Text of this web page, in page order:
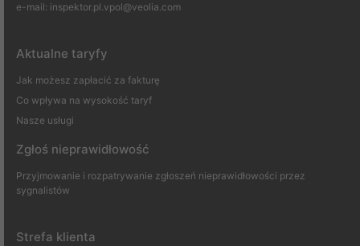
e-mail: inspektor.pl.vpol@veolia.com
Aktualne taryfy
Jak możesz zapłacić za fakturę
Co wpływa na wysokość taryf
Nasze usługi
Zgłoś nieprawidłowość
Przyjmowanie i rozpatrywanie zgłoszeń nieprawidłowości przez
sygnalistów
Strefa klienta